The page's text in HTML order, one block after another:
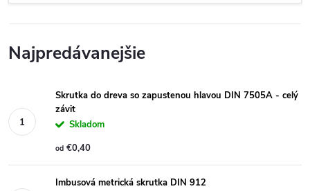
Najpredávanejšie
Skrutka do dreva so zapustenou hlavou DIN 7505A - celý
závit
Skladom
od €0,40
Imbusová metrická skrutka DIN 912